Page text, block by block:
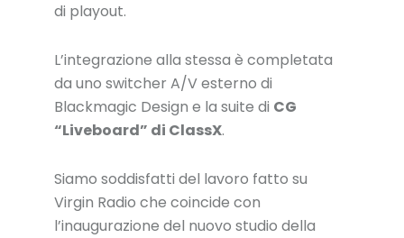
di playout.
L’integrazione alla stessa è completata
da uno switcher A/V esterno di
Blackmagic Design e la suite di CG
“Liveboard” di ClassX.
Siamo soddisfatti del lavoro fatto su
Virgin Radio che coincide con
l’inaugurazione del nuovo studio della